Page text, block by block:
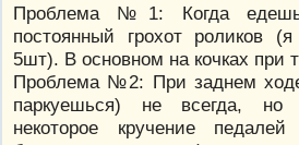
Проблема №1: Когда
постоянный грохот роликов
5шт). В основном на кочках при
Проблема №2: При заднем
паркуешься) не всегда, но
некоторое кручение